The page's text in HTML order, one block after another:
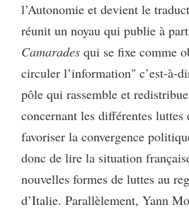
l’Autonomie et devient le
réunit un noyau qui publie à
Camarades qui se fixe comme
circuler l’information" c’est-à-
pôle qui rassemble et
concernant les différentes luttes
favoriser la convergence
donc de lire la situation
nouvelles formes de luttes au
d’Italie. Parallèlement, Yann